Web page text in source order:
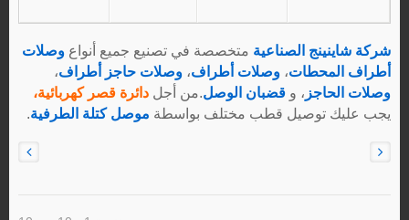
شركة شاينينج الصناعية متخصصة في تصنيع جميع أنواع وصلات
أطراف المحطات، وصلات أطراف، وصلات حاجز أطراف،
وصلات الحاجز ، و قضبان الوصل.من أجل دائرة قصر كهربائية،
يجب عليك توصيل قطب مختلف بواسطة موصل كتلة الطرفية.